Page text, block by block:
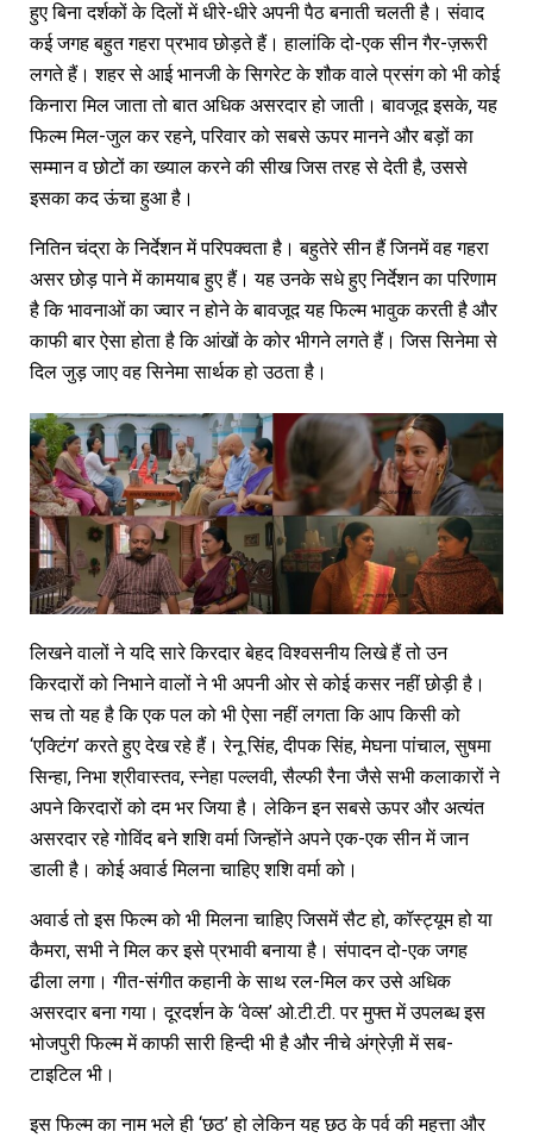
हुए बिना दर्शकों के दिलों में धीरे-धीरे अपनी पैठ बनाती चलती है। संवाद
कई जगह बहुत गहरा प्रभाव छोड़ते हैं। हालांकि दो-एक सीन गैर-ज़रूरी
लगते हैं। शहर से आई भानजी के सिगरेट के शौक वाले प्रसंग को भी कोई
किनारा मिल जाता तो बात अधिक असरदार हो जाती। बावजूद इसके, यह
फिल्म मिल-जुल कर रहने, परिवार को सबसे ऊपर मानने और बड़ों का
सम्मान व छोटों का ख्याल करने की सीख जिस तरह से देती है, उससे
इसका कद ऊंचा हुआ है।
नितिन चंद्रा के निर्देशन में परिपक्वता है। बहुतेरे सीन हैं जिनमें वह गहरा
असर छोड़ पाने में कामयाब हुए हैं। यह उनके सधे हुए निर्देशन का परिणाम
है कि भावनाओं का ज्वार न होने के बावजूद यह फिल्म भावुक करती है और
काफी बार ऐसा होता है कि आंखों के कोर भीगने लगते हैं। जिस सिनेमा से
दिल जुड़ जाए वह सिनेमा सार्थक हो उठता है।
लिखने वालों ने यदि सारे किरदार बेहद विश्वसनीय लिखे हैं तो उन
किरदारों को निभाने वालों ने भी अपनी ओर से कोई कसर नहीं छोड़ी है।
सच तो यह है कि एक पल को भी ऐसा नहीं लगता कि आप किसी को
‘एक्टिंग’ करते हुए देख रहे हैं। रेनू सिंह, दीपक सिंह, मेघना पांचाल, सुषमा
सिन्हा, निभा श्रीवास्तव, स्नेहा पल्लवी, सैल्फी रैना जैसे सभी कलाकारों ने
अपने किरदारों को दम भर जिया है। लेकिन इन सबसे ऊपर और अत्यंत
असरदार रहे गोविंद बने शशि वर्मा जिन्होंने अपने एक-एक सीन में जान
डाली है। कोई अवार्ड मिलना चाहिए शशि वर्मा को।
अवार्ड तो इस फिल्म को भी मिलना चाहिए जिसमें सैट हो, कॉस्ट्यूम हो या
कैमरा, सभी ने मिल कर इसे प्रभावी बनाया है। संपादन दो-एक जगह
ढीला लगा। गीत-संगीत कहानी के साथ रल-मिल कर उसे अधिक
असरदार बना गया। दूरदर्शन के ‘वेव्स’ ओ.टी.टी. पर मुफ्त में उपलब्ध इस
भोजपुरी फिल्म में काफी सारी हिन्दी भी है और नीचे अंग्रेज़ी में सब-
टाइटिल भी।
इस फिल्म का नाम भले ही ‘छठ’ हो लेकिन यह छठ के पर्व की महत्ता और